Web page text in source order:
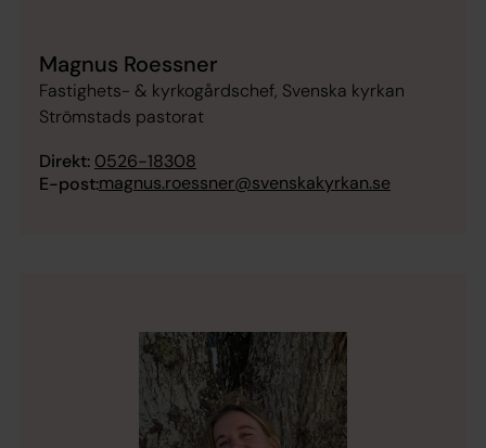
Magnus Roessner
Fastighets- & kyrkogårdschef, Svenska kyrkan
Strömstads pastorat
Direkt: 0526-18308
E-post:magnus.roessner@svenskakyrkan.se